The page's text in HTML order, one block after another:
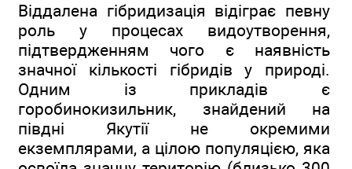
Віддалена гібридизація відіграє певну
роль у процесах видоутворення,
підтвердженням чого є наявність
значної кількості гібридів у природі.
Одним із прикладів є
горобинокизильник, знайдений на
півдні Якутії не окремими
екземплярами, а цілою популяцією, яка